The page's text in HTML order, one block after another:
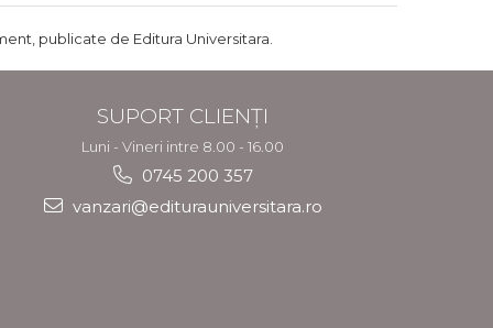
publicate de Editura Universitara.
SUPORT CLIENȚI
Luni - Vineri intre 8.00 - 16.00
0745 200 357
vanzari@editurauniversitara.ro